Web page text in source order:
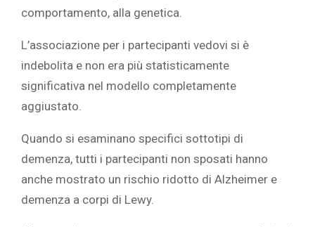
comportamento, alla genetica.
L’associazione per i partecipanti vedovi si è
indebolita e non era più statisticamente
significativa nel modello completamente
aggiustato.
Quando si esaminano specifici sottotipi di
demenza, tutti i partecipanti non sposati hanno
anche mostrato un rischio ridotto di Alzheimer e
demenza a corpi di Lewy.